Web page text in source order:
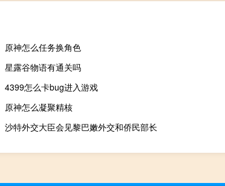
原神怎么任务换角色
星露谷物语有通关吗
4399怎么卡bug进入游戏
原神怎么凝聚精核
沙特外交大臣会见黎巴嫩外交和侨民部长